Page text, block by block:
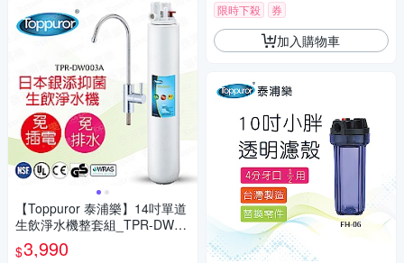
【Toppuror 泰浦樂】14吋單道
生飲淨水機整套組_TPR-DW00
3A
$3,990
限時下殺
券
加入購物車